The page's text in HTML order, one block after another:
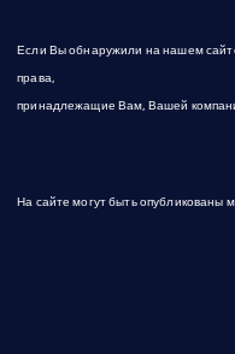
Если Вы обнаружили на нашем
права,
принадлежащие Вам, Вашей
На сайте могут быть опубликованы